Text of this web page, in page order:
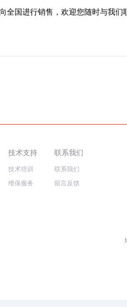
全国进行销售，欢迎您随时与我们
技术支持
技术培训
维保服务
联系我们
联系我们
留言反馈